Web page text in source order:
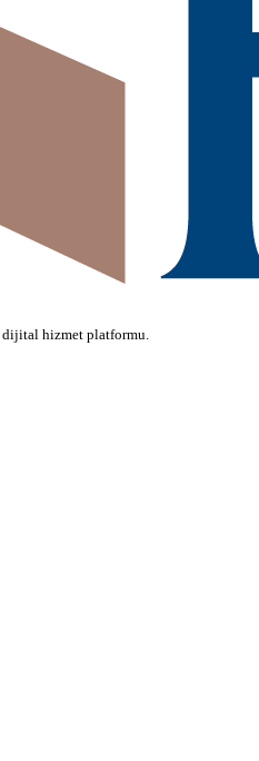
hizmet platformu.